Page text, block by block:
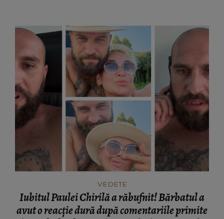
VEDETE
Iubitul Paulei Chirilă a răbufnit! Bărbatul a
avut o reacție dură după comentariile primite